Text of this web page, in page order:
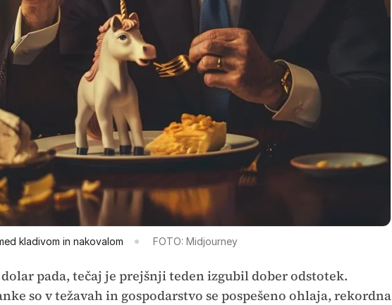
kladivom in nakovalom FOTO: Midjourney
pada, tečaj je prejšnji teden izgubil dober odstotek.
so v težavah in gospodarstvo se pospešeno ohlaja, rekordna